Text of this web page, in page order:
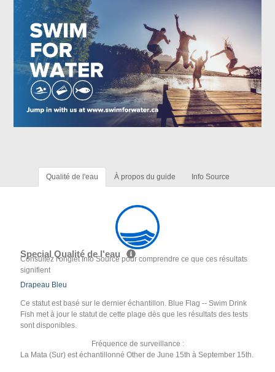
Qualité de l'eau À propos du guide Info Source
Special Qualité de l'eau
Consultez l'onglet Info Source pour comprendre ce que ces résultats
signifient
Drapeau Bleu
Ce statut est basé sur le dernier échantillon. Blue Flag -- Swim Drink
Fish met à jour le statut de cette plage dès que les résultats des tests
sont disponibles.
Fréquence de surveillance :
La Mata (Sur) est échantillonné Other de June 15th à September 15th.